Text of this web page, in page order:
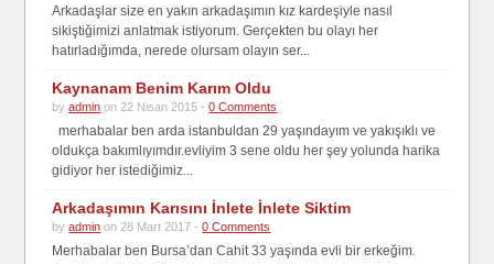
Arkadaşlar size en yakın arkadaşımın kız kardeşiyle nasıl
sikiştiğimizi anlatmak istiyorum. Gerçekten bu olayı her
hatırladığımda, nerede olursam olayın ser...
Kaynanam Benim Karım Oldu
byadmin on 22 Nisan 2015 -0 Comments
merhabalar ben arda istanbuldan 29 yaşındayım ve yakışıklı ve
oldukça bakımlıyımdır.evliyim 3 sene oldu her şey yolunda harika
gidiyor her istediğimiz...
Arkadaşımın Karısını İnlete İnlete Siktim
byadmin on 28 Mart 2017 -0 Comments
Merhabalar ben Bursa’dan Cahit 33 yaşında evli bir erkeğim.